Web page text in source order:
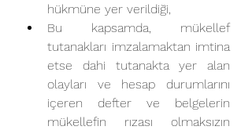
hükmüne yer verildiği,
Bu kapsamda, mükellef
tutanakları imzalamaktan imtina
etse dahi tutanakta yer alan
olayları ve hesap durumlarını
içeren defter ve belgelerin
mükellefin rızası olmaksızın